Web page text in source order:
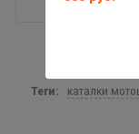
Теги: каталки